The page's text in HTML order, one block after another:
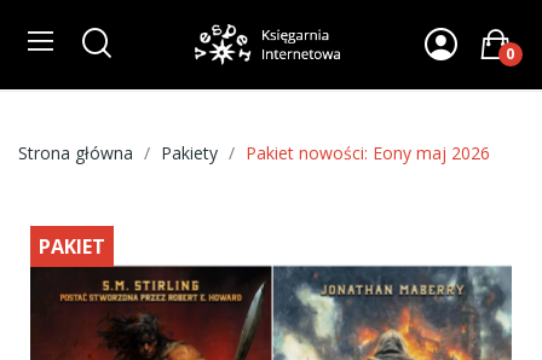
0
Strona główna Pakiety Pakiet nowości: Eony maj 2026
PAKIET